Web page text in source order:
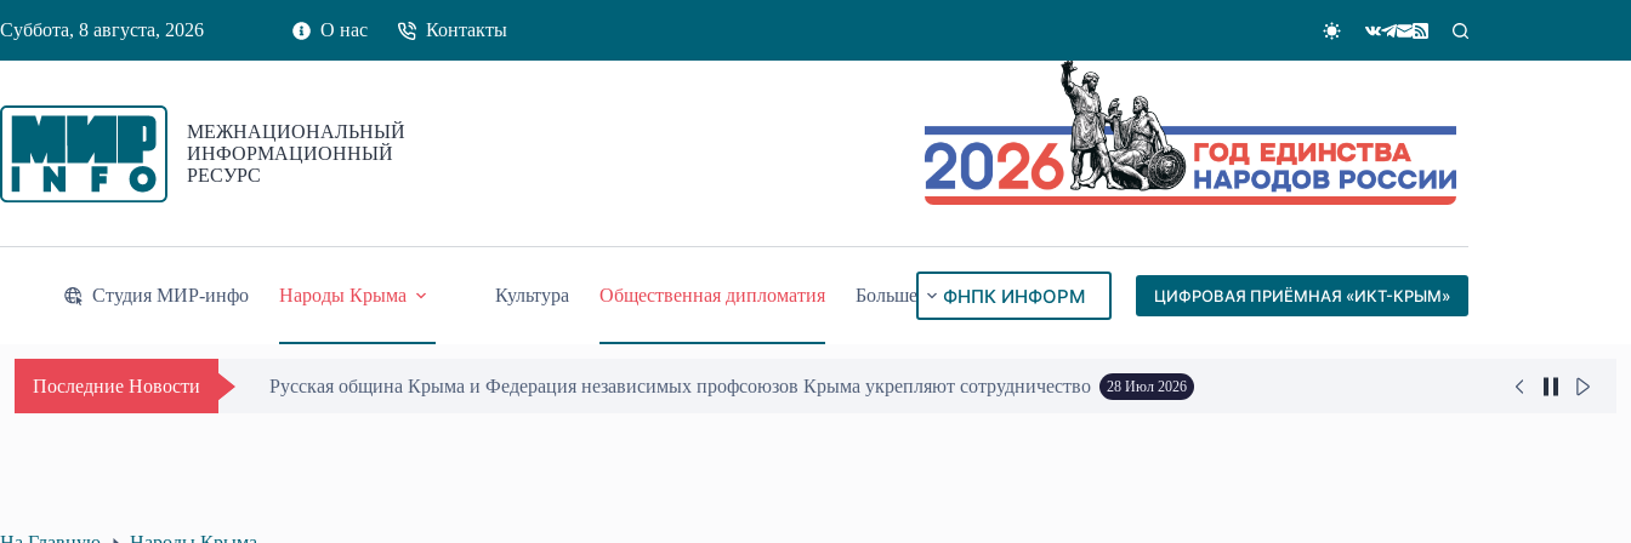
к
Суббота, 8 августа, 2026 О нас Контакты
МЕЖНАЦИОНАЛЬНЫЙ
ИНФОРМАЦИОННЫЙ
РЕСУРС
Студия МИР-инфо Народы Крыма Культура Общественная дипломатия Больше ФНПК ИНФОРМ ЦИФРОВАЯ ПРИЁМНАЯ «ИКТ-КРЫМ»
Последние Новости Русская община Крыма и Федерация независимых профсоюзов Крыма укрепляют сотрудничество 28 Июл 2026